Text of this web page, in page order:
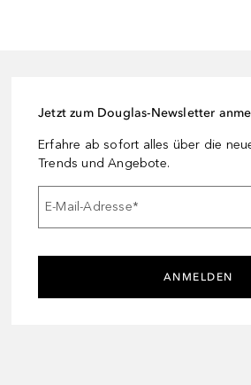
Jetzt zum Douglas-Newsletter
Erfahre ab sofort alles über die
Trends und Angebote.
E-Mail-Adresse*
ANMELDEN